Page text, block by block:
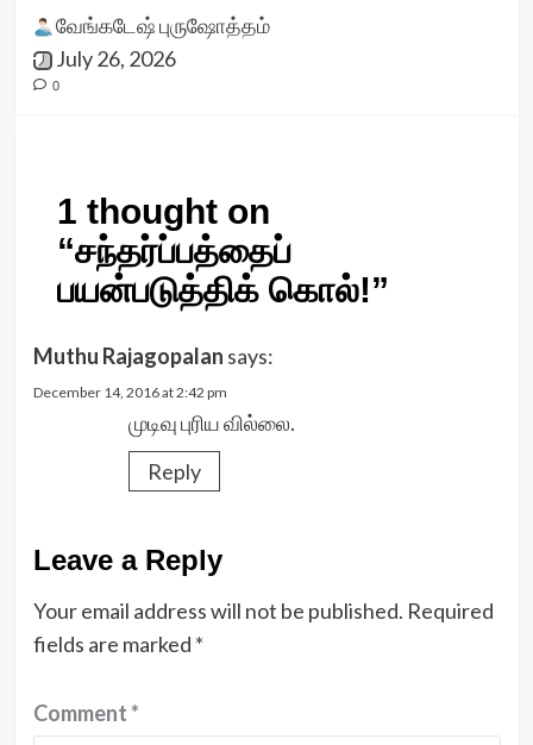
வேங்கடேஷ் புருஷோத்தம்
July 26, 2026
0
1 thought on
“சந்தர்ப்பத்தைப்
பயன்படுத்திக் கொல்!”
Muthu Rajagopalan says:
December 14, 2016 at 2:42 pm
முடிவு புரிய வில்லை.
Reply
Leave a Reply
Your email address will not be published. Required
fields are marked *
Comment*